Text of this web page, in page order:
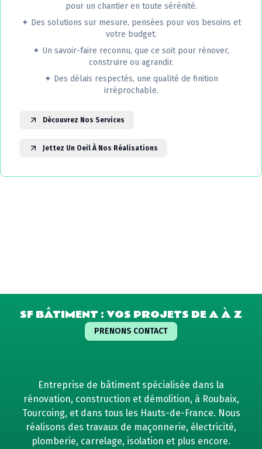
pour un chantier en toute sérénité.
✦ Des solutions sur mesure, pensées pour vos besoins et
votre budget.
✦ Un savoir-faire reconnu, que ce soit pour rénover,
construire ou agrandir.
✦ Des délais respectés, une qualité de finition
irréprochable.
Découvrez Nos Services
Jettez Un Oeil À Nos Réalisations
SF BÂTIMENT : VOS PROJETS DE A À Z
PRENONS CONTACT
Entreprise de bâtiment spécialisée dans la
rénovation, construction et démolition, à Roubaix,
Tourcoing, et dans tous les Hauts-de-France. Nous
réalisons des travaux de maçonnerie, électricité,
plomberie, carrelage, isolation et plus encore.